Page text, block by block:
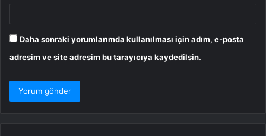
Daha sonraki yorumlarımda kullanılması için adım, e-posta
adresim ve site adresim bu tarayıcıya kaydedilsin.